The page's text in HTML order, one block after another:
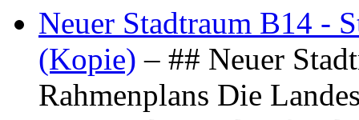
Neuer Stadtraum B14 -
(Kopie) – ## Neuer
Rahmenplans Die